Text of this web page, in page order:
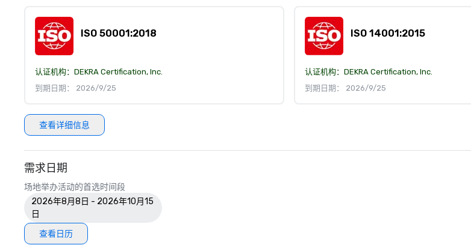
ISO 50001:2018
认证机构： DEKRA Certification, Inc.
到期日期： 2026/9/25
ISO 14001:2015
认证机构： DEKRA Certification, Inc.
到期日期： 2026/9/25
查看详细信息
需求日期
场地举办活动的首选时间段
2026年8月8日 - 2026年10月15
日
查看日历